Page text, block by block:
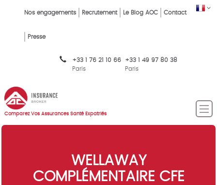
content
FR
Top
Menu
FR
Nos engagements Recrutement Le Blog AOC Contact
Presse
+33 1 76 21 10 66
Paris
+33 1 49 97 80 38
Paris
Comparez Vos Assurances Santé Expatriés
WELLAWAY
COMPLÉMENTAIRE CFE